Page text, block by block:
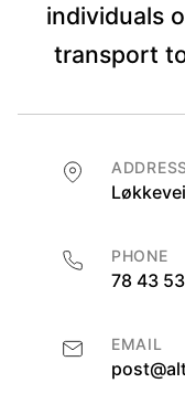
individuals
transport
PHONE
78 43
EMAIL